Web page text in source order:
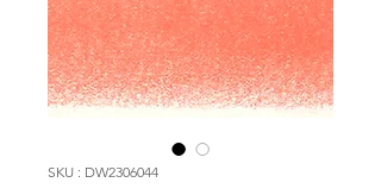
SKU : DW2306044